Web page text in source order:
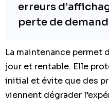
erreurs
perte de
La maintenance permet
jour et rentable. Elle
initial et évite que des
viennent dégrader